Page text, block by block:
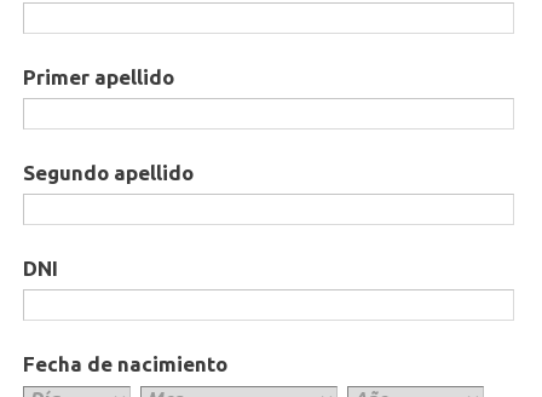
Primer apellido
Segundo apellido
DNI
Fecha de nacimiento